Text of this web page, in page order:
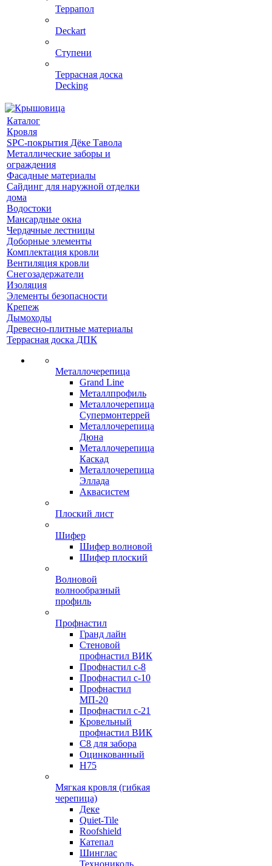
Террапол
Deckart
Ступени
Террасная доска
Decking
Каталог
Кровля
SPC-покрытия Дёке Тавола
Металлические заборы и
ограждения
Фасадные материалы
Сайдинг для наружной отделки
дома
Водостоки
Мансардные окна
Чердачные лестницы
Доборные элементы
Комплектация кровли
Вентиляция кровли
Снегозадержатели
Изоляция
Элементы безопасности
Крепеж
Дымоходы
Древесно-плитные материалы
Террасная доска ДПК
Металлочерепица
Grand Line
Металлпрофиль
Металлочерепица
Супермонтеррей
Металлочерепица
Дюна
Металлочерепица
Каскад
Металлочерепица
Эллада
Аквасистем
Плоский лист
Шифер
Шифер волновой
Шифер плоский
Волновой
волнообразный
профиль
Профнастил
Гранд лайн
Стеновой
профнастил ВИК
Профнастил с-8
Профнастил с-10
Профнастил
МП-20
Профнастил с-21
Кровельный
профнастил ВИК
С8 для забора
Оцинкованный
Н75
Мягкая кровля (гибкая
черепица)
Деке
Quiet-Tile
Roofshield
Катепал
Шинглас
Технониколь